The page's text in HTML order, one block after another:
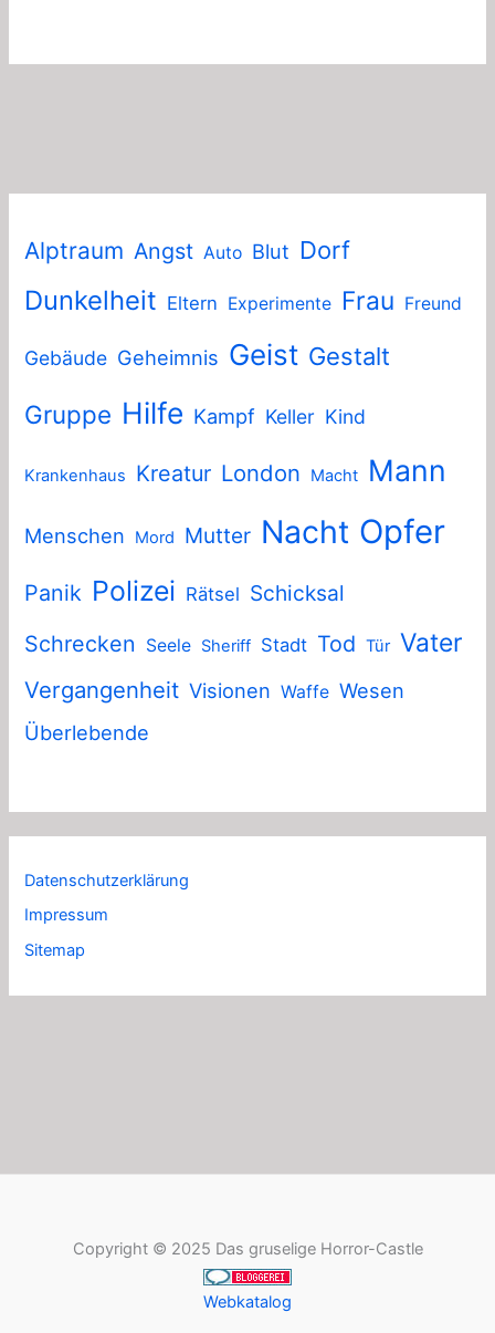
Alptraum Angst Auto Blut Dorf
Dunkelheit Eltern Experimente Frau Freund
Gebäude Geheimnis Geist Gestalt
Gruppe Hilfe Kampf Keller Kind
Krankenhaus Kreatur London Macht Mann
Menschen Mord Mutter Nacht Opfer
Panik Polizei Rätsel Schicksal
Schrecken
Seele Sheriff Stadt Tod Tür Vater
Vergangenheit Visionen Waffe Wesen
Überlebende
Datenschutzerklärung
Impressum
Sitemap
Copyright © 2025 Das gruselige Horror-Castle
Webkatalog